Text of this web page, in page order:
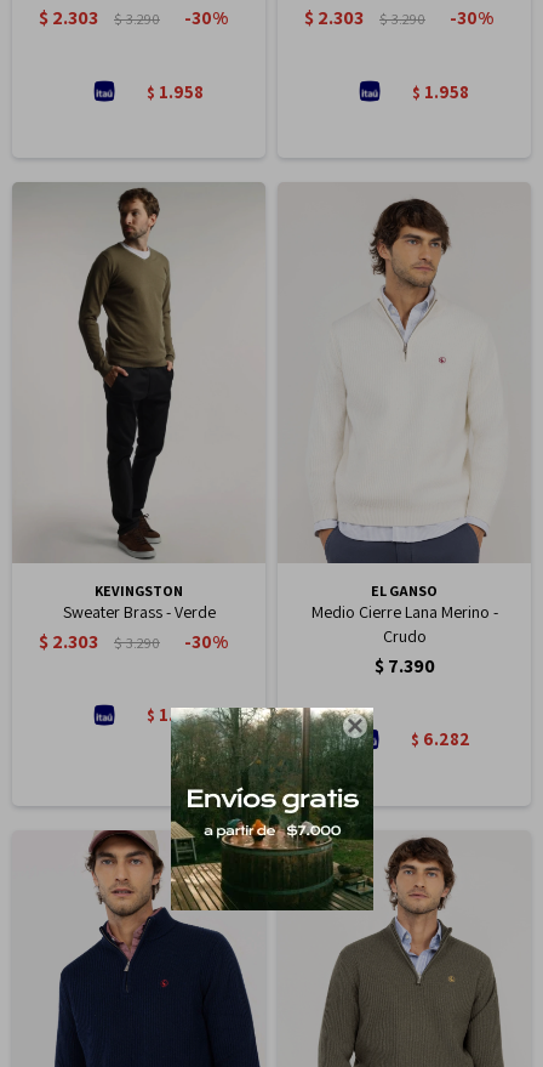

$ 2.303 $3.290 30
$ 1.958
$ 2.303 $3.290 30
$ 1.958
KEVINGSTON
Sweater Brass - Verde
$ 2.303 $3.290 30
$ 1.958
EL GANSO
Medio Cierre Lana Merino -
Crudo
$ 7.390
$ 6.282